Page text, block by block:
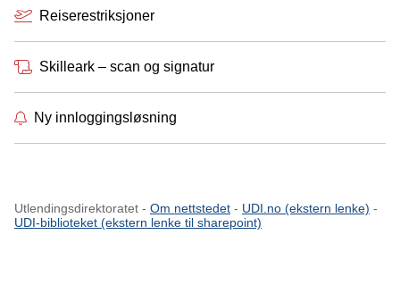
Reiserestriksjoner
Skilleark – scan og signatur
Ny innloggingsløsning
Utlendingsdirektoratet - Om nettstedet - UDI.no (ekstern lenke) -
UDI-biblioteket (ekstern lenke til sharepoint)